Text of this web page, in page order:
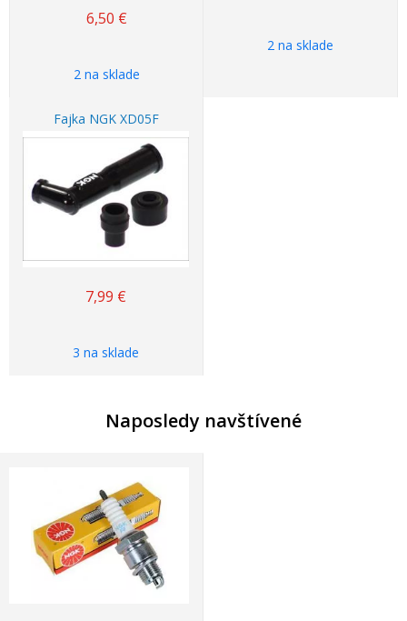
6,50 €
2 na sklade
2 na sklade
Fajka NGK XD05F
7,99 €
3 na sklade
Naposledy navštívené